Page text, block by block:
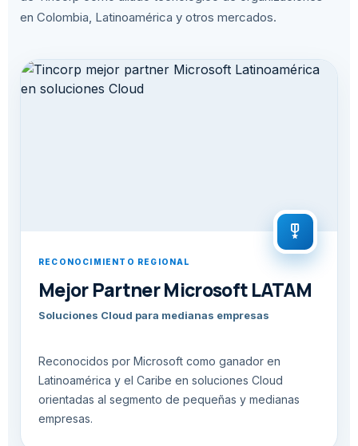
en Colombia, Latinoamérica y otros mercados.
military_tech
RECONOCIMIENTO REGIONAL
Mejor Partner Microsoft LATAM
Soluciones Cloud para medianas empresas
Reconocidos por Microsoft como ganador en
Latinoamérica y el Caribe en soluciones Cloud
orientadas al segmento de pequeñas y medianas
empresas.